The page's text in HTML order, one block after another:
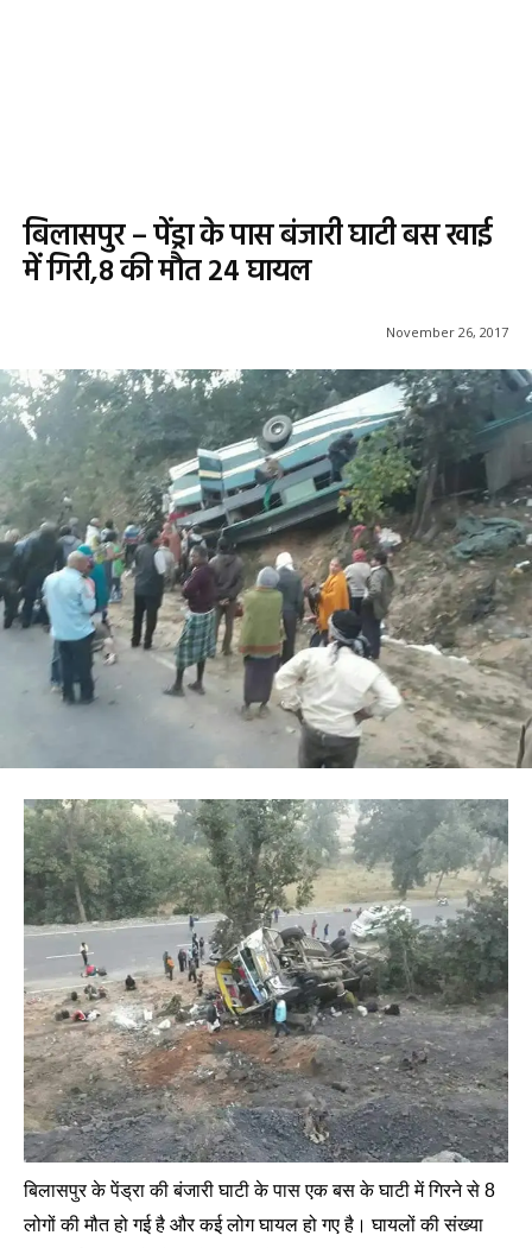
बिलासपुर – पेंड्रा के पास बंजारी घाटी बस खाई
में गिरी,8 की मौत 24 घायल
November 26, 2017
बिलासपुर के पेंड्रा की बंजारी घाटी के पास एक बस के घाटी में गिरने से 8
लोगों की मौत हो गई है और कई लोग घायल हो गए है। घायलों की संख्‍या